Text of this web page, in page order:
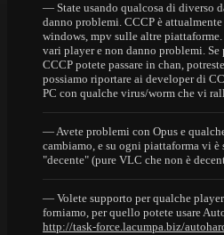
— State usando qualcosa di diverso
danno problemi. CCCP è
windows, mpv sulle altre piattaforme.
vari player e non danno problemi.
CCCP potete passare in chan,
possiamo riportare ai developer di
PC con qualche virus/worm che vi
— Avete problemi con Opus e
cambiamo, e su ogni piattaforma vi
"decente" (pure VLC che non è
— Volete supporto per qualche
forniamo, per quello potete usare
http://task-force.lacumpa.biz/